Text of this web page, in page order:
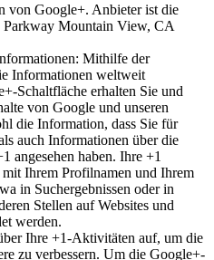
von Google+. Anbieter ist die
Mountain View, CA
Mithilfe der
Informationen weltweit
Schaltfläche erhalten Sie und
von Google und unseren
die Information, dass Sie für
auch Informationen über die
angesehen haben. Ihre +1
Ihrem Profilnamen und Ihrem
in Suchergebnissen oder in
Stellen auf Websites und
werden.
Ihre +1-Aktivitäten auf, um die
zu verbessern. Um die Google+-